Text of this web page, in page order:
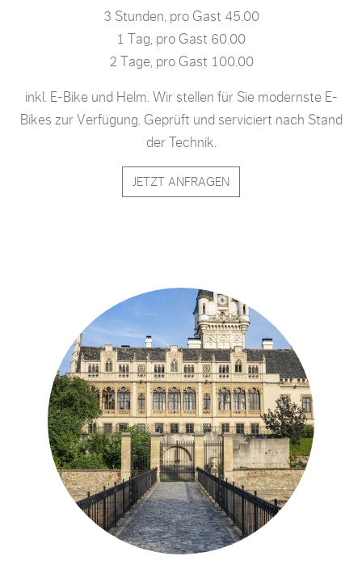
3 Stunden, pro Gast 45.00
1 Tag, pro Gast 60.00
2 Tage, pro Gast 100.00
inkl. E-Bike und Helm. Wir stellen für Sie modernste E-
Bikes zur Verfügung. Geprüft und serviciert nach Stand
der Technik.
JETZT ANFRAGEN